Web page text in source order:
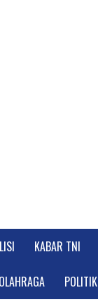
KABAR TNI
OLAHRAGA POLITIK